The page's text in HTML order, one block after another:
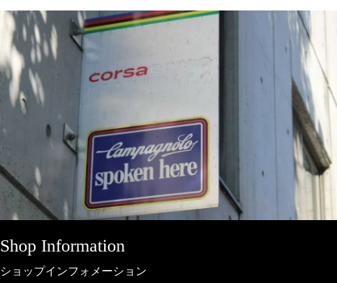
Shop Information
ショップインフォメーション